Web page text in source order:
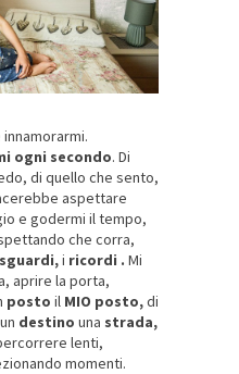
ogni secondo. Di
di quello che sento,
aspettare
e godermi il tempo,
che corra,
sguardi,i ricordi . Mi
aprire la porta,
posto il MIO posto,di
destino una strada,
lenti,
momenti.